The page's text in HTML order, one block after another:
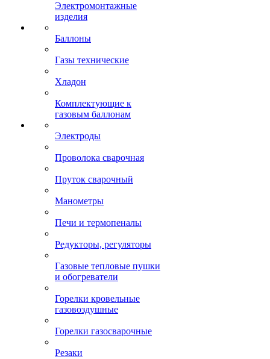
Электромонтажные
изделия
Баллоны
Газы технические
Хладон
Комплектующие к
газовым баллонам
Электроды
Проволока сварочная
Пруток сварочный
Манометры
Печи и термопеналы
Редукторы, регуляторы
Газовые тепловые пушки
и обогреватели
Горелки кровельные
газовоздушные
Горелки газосварочные
Резаки